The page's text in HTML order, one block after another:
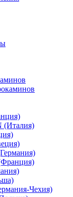
(Италия)
Чехия)